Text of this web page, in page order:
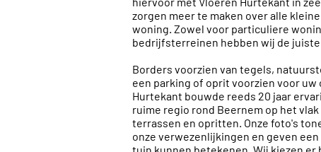
zorgen meer te maken over alle
woning. Zowel voor particuliere
bedrijfsterreinen hebben wij de
Borders voorzien van tegels,
een parking of oprit voorzien voor uw
Hurtekant bouwde reeds 20 jaar
ruime regio rond Beernem op het
terrassen en opritten. Onze foto's
onze verwezenlijkingen en geven